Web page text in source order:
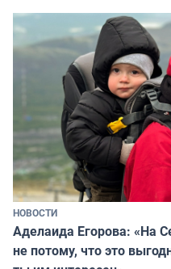
НОВОСТИ
Аделаида Егорова: «На
не потому, что это